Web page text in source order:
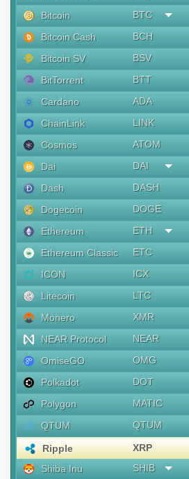
Bitcoin
BTC
Bitcoin Cash
BCH
Bitcoin SV
BSV
BitTorrent
BTT
Cardano
ADA
ChainLink
LINK
Cosmos
ATOM
Dai
DAI
Dash
DASH
Dogecoin
DOGE
Ethereum
ETH
Ethereum Classic
ETC
ICON
ICX
Litecoin
LTC
Monero
XMR
NEAR Protocol
NEAR
OmiseGO
OMG
Polkadot
DOT
Polygon
MATIC
QTUM
QTUM
Ripple
XRP
Shiba Inu
SHIB